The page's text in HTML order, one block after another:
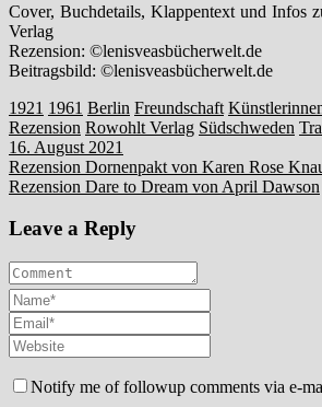
Cover, Buchdetails, Klappentext und Infos
Verlag
Rezension: ©lenisveasbücherwelt.de
Beitragsbild: ©lenisveasbücherwelt.de
1921 1961 Berlin Freundschaft
Rezension Rowohlt Verlag Südschweden
16. August 2021
Beitragsnavigation
Rezension Dornenpakt von Karen Rose
Rezension Dare to Dream von April Dawson
Leave a Reply
Notify me of followup comments via e-